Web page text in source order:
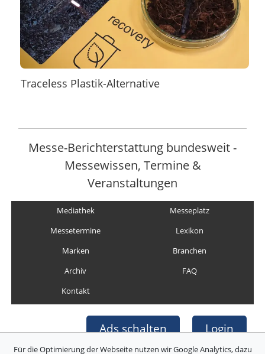
Traceless Plastik-Alternative
Messe-Berichterstattung bundesweit -
Messewissen, Termine &
Veranstaltungen
Mediathek
Messeplatz
Messetermine
Lexikon
Marken
Branchen
Archiv
FAQ
Kontakt
Ads schalten Login
Für die Optimierung der Webseite nutzen wir Google Analytics, dazu